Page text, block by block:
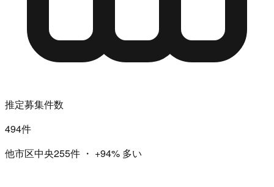
推定募集件数
494件
他市区中央255件 ・ +94% 多い